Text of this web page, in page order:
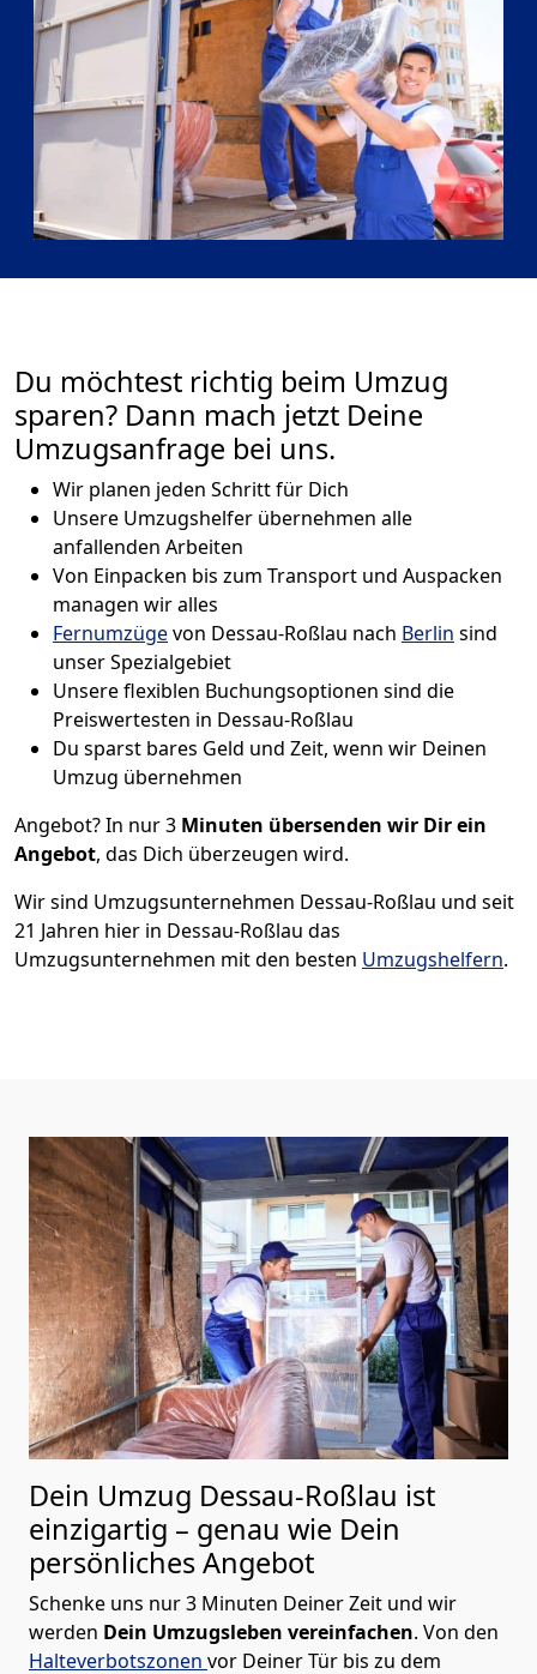
Du möchtest richtig beim Umzug
sparen? Dann mach jetzt Deine
Umzugsanfrage bei uns.
Wir planen jeden Schritt für Dich
Unsere Umzugshelfer übernehmen alle
anfallenden Arbeiten
Von Einpacken bis zum Transport und Auspacken
managen wir alles
Fernumzügevon Dessau-Roßlau nach Berlin sind
unser Spezialgebiet
Unsere flexiblen Buchungsoptionen sind die
Preiswertesten in Dessau-Roßlau
Du sparst bares Geld und Zeit, wenn wir Deinen
Umzug übernehmen
Angebot? In nur 3 Minuten übersenden wir Dir ein
Angebot, das Dich überzeugen wird.
Wir sind Umzugsunternehmen Dessau-Roßlau und seit
21 Jahren hier in Dessau-Roßlau das
Umzugsunternehmen mit den besten Umzugshelfern.
Dein Umzug Dessau-Roßlau ist
einzigartig – genau wie Dein
persönliches Angebot
Schenke uns nur 3 Minuten Deiner Zeit und wir
werden Dein Umzugsleben vereinfachen. Von den
Halteverbotszonen vor Deiner Tür bis zu dem